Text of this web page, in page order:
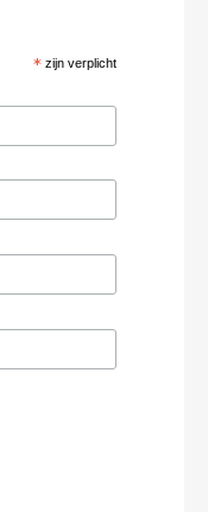
* zijn verplicht